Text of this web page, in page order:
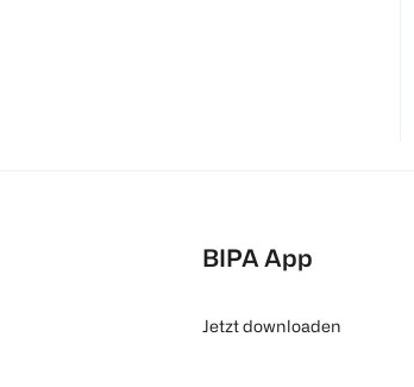
BIPA App
Jetzt downloaden